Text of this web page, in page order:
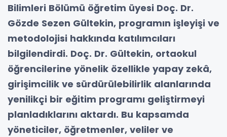
Bilimleri Bölümü öğretim üyesi Doç. Dr.
Gözde Sezen Gültekin, programın işleyişi ve
metodolojisi hakkında katılımcıları
bilgilendirdi. Doç. Dr. Gültekin, ortaokul
öğrencilerine yönelik özellikle yapay zekâ,
girişimcilik ve sürdürülebilirlik alanlarında
yenilikçi bir eğitim programı geliştirmeyi
planladıklarını aktardı. Bu kapsamda
yöneticiler, öğretmenler, veliler ve